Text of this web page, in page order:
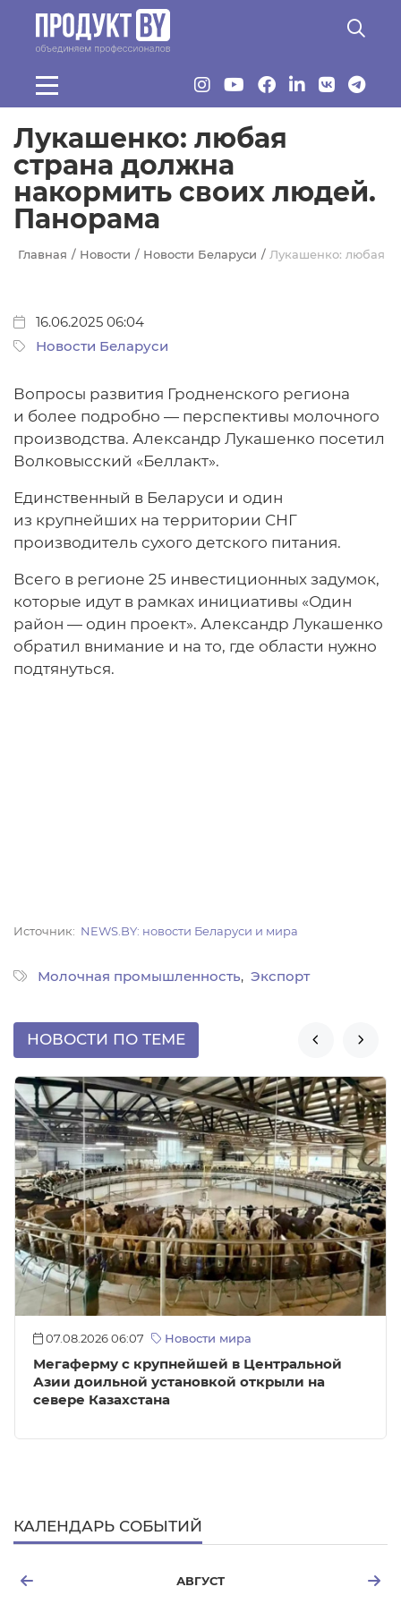
Перейти к основному содержанию
Лукашенко: любая
страна должна
накормить своих людей.
Панорама
Главная Новости Новости Беларуси Лукашенко: любая
16.06.2025 06:04
Новости Беларуси
Вопросы развития Гродненского региона
и более подробно — перспективы молочного
производства. Александр Лукашенко посетил
Волковысский «Беллакт».
Единственный в Беларуси и один
из крупнейших на территории СНГ
производитель сухого детского питания.
Всего в регионе 25 инвестиционных задумок,
которые идут в рамках инициативы «Один
район — один проект». Александр Лукашенко
обратил внимание и на то, где области нужно
подтянуться.
Источник NEWS.BY: новости Беларуси и мира
Молочная промышленность Экспорт
НОВОСТИ ПО ТЕМЕ  
07.08.2026 06:07 Новости мира
Мегаферму с крупнейшей в Центральной
Азии доильной установкой открыли на
севере Казахстана
КАЛЕНДАРЬ СОБЫТИЙ
АВГУСТ